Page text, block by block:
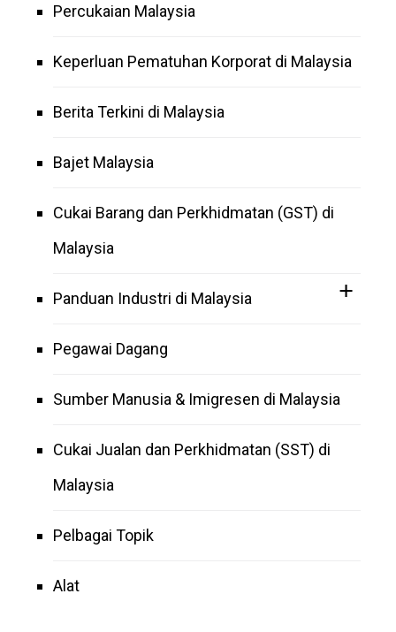
Percukaian Malaysia
Keperluan Pematuhan Korporat di Malaysia
Berita Terkini di Malaysia
Bajet Malaysia
Cukai Barang dan Perkhidmatan (GST) di
Malaysia
Panduan Industri di Malaysia
Pegawai Dagang
Sumber Manusia & Imigresen di Malaysia
Cukai Jualan dan Perkhidmatan (SST) di
Malaysia
Pelbagai Topik
Alat